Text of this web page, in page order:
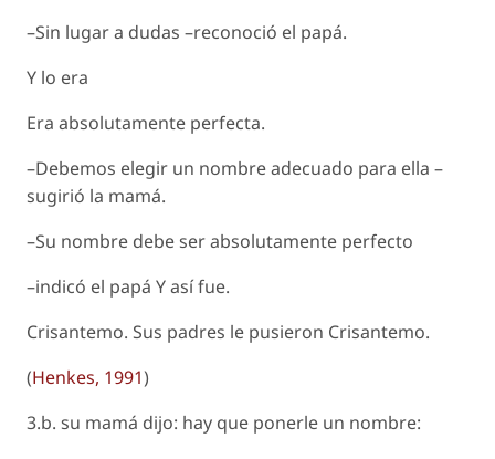
–Sin lugar a dudas –reconoció el papá.
Y lo era
Era absolutamente perfecta.
–Debemos elegir un nombre adecuado para ella –
sugirió la mamá.
–Su nombre debe ser absolutamente perfecto
–indicó el papá Y así fue.
Crisantemo. Sus padres le pusieron Crisantemo.
(Henkes, 1991)
3.b. su mamá dijo: hay que ponerle un nombre: